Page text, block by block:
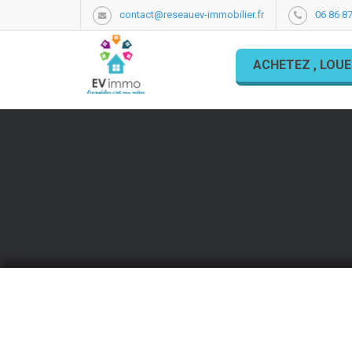
contact@reseauev-immobilier.fr 06 86
ACHETEZ ,